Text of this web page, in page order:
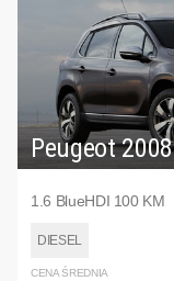
Peugeot 2008
1.6 BlueHDI 100 KM
DIESEL
CENA ŚREDNIA